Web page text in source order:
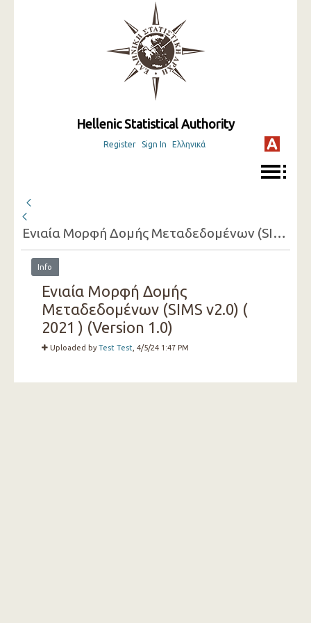
Hellenic Statistical Authority
Register Sign In Ελληνικά
Ενιαία Μορφή Δομής Μεταδεδομένων (SIMS v2.0) ( 2021 )
Info
Ενιαία Μορφή Δομής
Μεταδεδομένων (SIMS v2.0) (
2021 ) (Version 1.0)
Uploaded byTest Test , 4/5/24 1:47 PM